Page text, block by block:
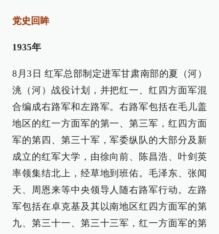
党史回眸
1935年
8月3日 红军总部制定进军甘肃南部的夏（河）
洮（河）战役计划，并把红一、红四方面军混
合编成右路军和左路军。右路军包括在毛儿盖
地区的红一方面军的第一、第三军，红四方面
军的第四、第三十军，军委纵队的大部分及新
成立的红军大学，由徐向前、陈昌浩、叶剑英
率领集结北上，经草地到班佑。毛泽东、张闻
天、周恩来等中央领导人随右路军行动。左路
军包括在卓克基及其以南地区红四方面军的第
九、第三十一、第三十三军，红一方面军的第